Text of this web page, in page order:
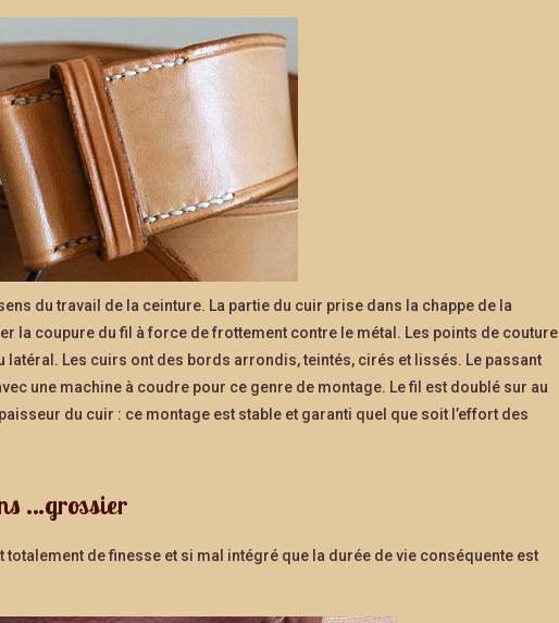
du travail de la ceinture. La partie du cuir prise dans la chappe de la
la coupure du fil à force de frottement contre le métal. Les points de couture
latéral. Les cuirs ont des bords arrondis, teintés, cirés et lissés. Le passant
une machine à coudre pour ce genre de montage. Le fil est doublé sur au
du cuir : ce montage est stable et garanti quel que soit l’effort des
…grossier
de finesse et si mal intégré que la durée de vie conséquente est